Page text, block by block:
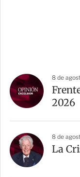
8 de
2026
8 de
La